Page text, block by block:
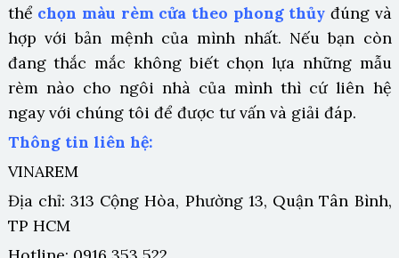
thể chọn màu rèm cửa theo phong thủy đúng và
hợp với bản mệnh của mình nhất. Nếu bạn còn
đang thắc mắc không biết chọn lựa những mẫu
rèm nào cho ngôi nhà của mình thì cứ liên hệ
ngay với chúng tôi để được tư vấn và giải đáp.
Thông tin liên hệ:
VINAREM
Địa chỉ: 313 Cộng Hòa, Phường 13, Quận Tân Bình,
TP HCM